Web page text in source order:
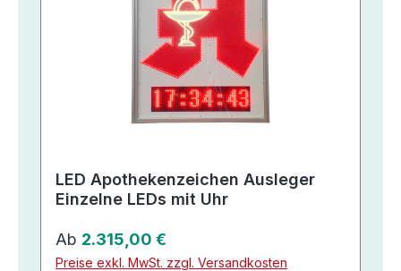
LED Apothekenzeichen Ausleger
Einzelne LEDs mit Uhr
Regulärer Preis:
Ab 2.315,00 €
Preise exkl. MwSt. zzgl. Versandkosten